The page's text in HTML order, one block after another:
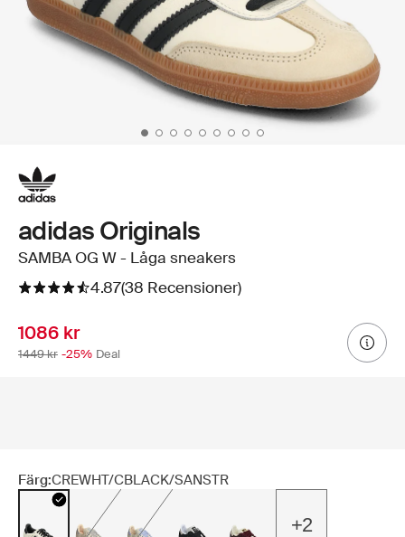
adidas Originals
SAMBA OG W - Låga sneakers
4.87(38 Recensioner)
1086 kr
1449 kr -25% Deal
Färg:CREWHT/CBLACK/SANSTR
+2